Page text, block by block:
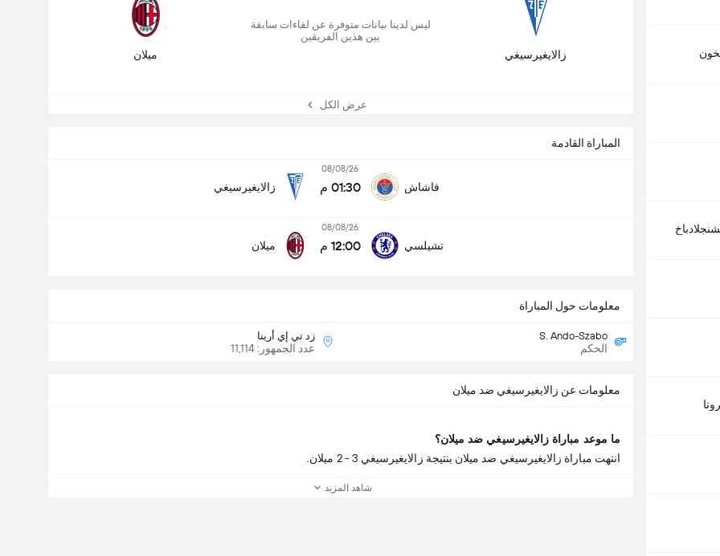
المباراة القادمة
فاشاش
08/08/26
01:30 م زالايغيرسيغي
تشيلسي
08/08/26
12:00 م ميلان
معلومات حول المباراة
S. Ando-Szabo
الحكم
زد تي إي أرينا
عدد الجمهور: 11,114
زالايغيرسيغي
ليس لدينا بيانات متوفرة عن لقاءات سابقة
بين هذين الفريقين
ميلان
عرض الكل
معلومات عن زالايغيرسيغي ضد ميلان
ما موعد مباراة زالايغيرسيغي ضد ميلان؟
انتهت مباراة زالايغيرسيغي ضد ميلان بنتيجة زالايغيرسيغي 3 - 2 ميلان.
شاهد المزيد